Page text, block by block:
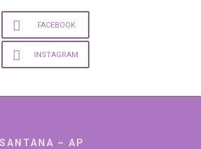
FACEBOOK
INSTAGRAM
– AP